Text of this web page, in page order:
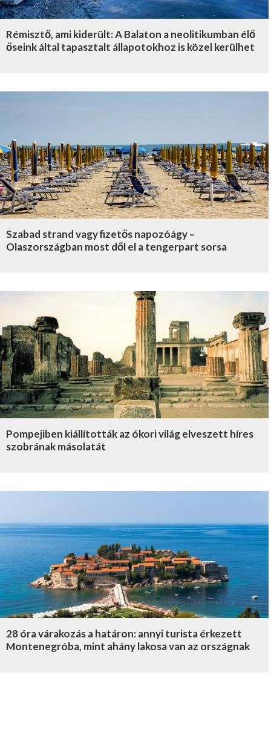
Rémisztő, ami kiderült: A Balaton a neolitikumban élő
őseink által tapasztalt állapotokhoz is közel kerülhet
Szabad strand vagy fizetős napozóágy –
Olaszországban most dől el a tengerpart sorsa
Pompejiben kiállították az ókori világ elveszett híres
szobrának másolatát
28 óra várakozás a határon: annyi turista érkezett
Montenegróba, mint ahány lakosa van az országnak